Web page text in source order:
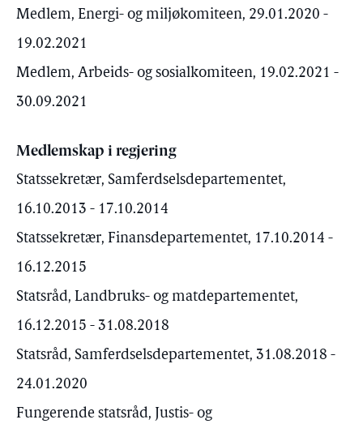
Medlem, Energi- og miljøkomiteen, 29.01.2020 -
19.02.2021
Medlem, Arbeids- og sosialkomiteen, 19.02.2021 -
30.09.2021
Medlemskap i regjering
Statssekretær, Samferdselsdepartementet,
16.10.2013 - 17.10.2014
Statssekretær, Finansdepartementet, 17.10.2014 -
16.12.2015
Statsråd, Landbruks- og matdepartementet,
16.12.2015 - 31.08.2018
Statsråd, Samferdselsdepartementet, 31.08.2018 -
24.01.2020
Fungerende statsråd, Justis- og